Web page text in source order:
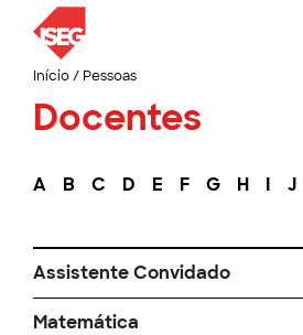
Início/ Pessoas
Docentes
A B C D E F G H I J
Assistente Convidado
Matemática